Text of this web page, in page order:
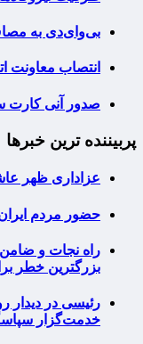
بی‌وای‌دی به
انتصاب معاونت
صدور آنی کارت
پربیننده ترین خبرها
عزاداری ظهر
حضور مردم
راه نجات و
بزرگترین خطر
رئیسی در دیدار
خدمت‌گزار